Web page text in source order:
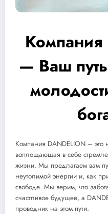
Компания
— Ваш
Компания DANDELION – это
воплощающая в себе
жизни. Мы предлагаем вам
неутолимой энергии и, как
свободе. Мы верим, что
счастливое будущее, а
проводник на этом пути.